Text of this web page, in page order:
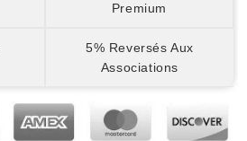
Premium
5% Reversés Aux
Associations